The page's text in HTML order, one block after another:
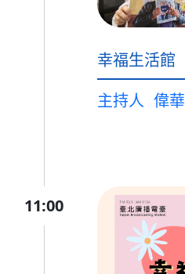
幸福生活館
主持人 偉華
11:00